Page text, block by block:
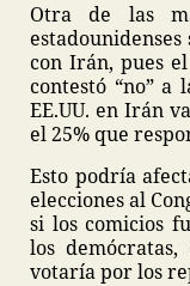
Otra de las
con Irán, pues
contestó “no” a
EE.UU. en Irán
el 25% que
Esto podría
elecciones al
si los comicios
los
votaría por los